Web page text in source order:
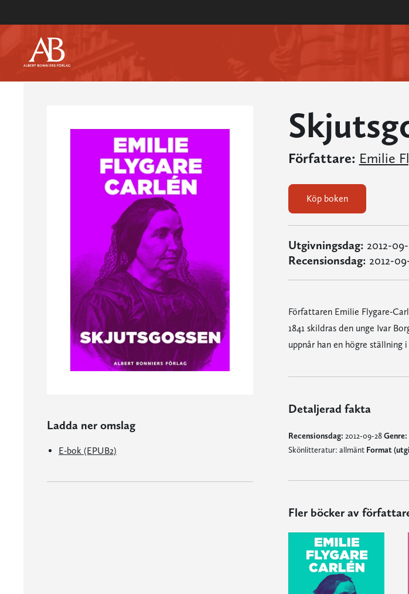
Ladda ner omslag
E-bok (EPUB2)
Författare: Emilie
Köp boken
Utgivningsdag: 2012-
Recensionsdag: 2012-
Författaren Emilie Flygare-
1841 skildras den unge Ivar
uppnår han en högre
Detaljerad fakta
Recensionsdag: 2012-09-28Genre:
Skönlitteratur: allmänt Format
Fler böcker av